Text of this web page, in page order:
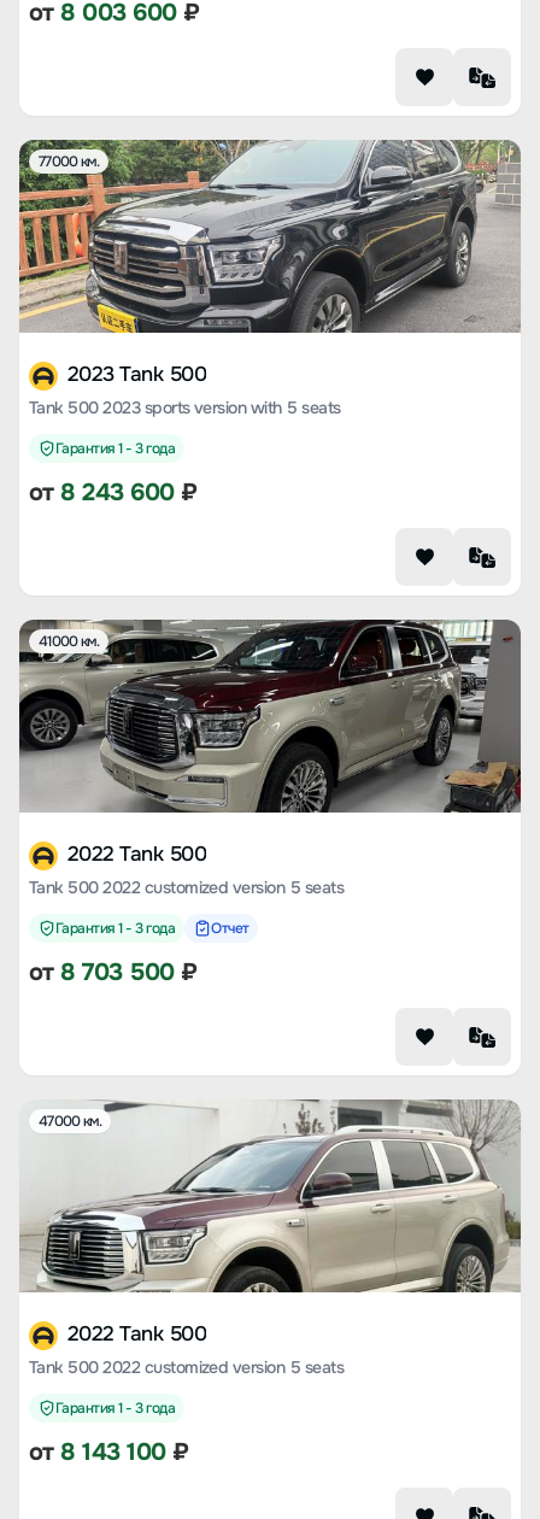
от 8 003 600₽
77000 км.
2023 Tank 500
Tank 500 2023 sports version with 5 seats
Гарантия 1 - 3 года
от 8 243 600₽
41000 км.
2022 Tank 500
Tank 500 2022 customized version 5 seats
Гарантия 1 - 3 года Отчет
от 8 703 500₽
47000 км.
2022 Tank 500
Tank 500 2022 customized version 5 seats
Гарантия 1 - 3 года
от 8 143 100₽